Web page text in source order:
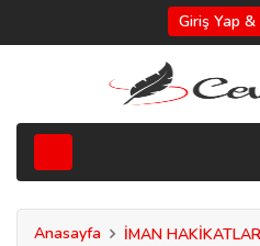
Giriş Yap &
Anasayfa İMAN